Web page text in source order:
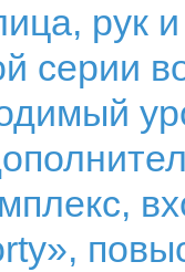
рук
серии